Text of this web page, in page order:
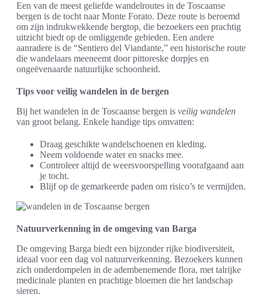
Een van de meest geliefde wandelroutes in de Toscaanse
bergen is de tocht naar Monte Forato. Deze route is beroemd
om zijn indrukwekkende bergtop, die bezoekers een prachtig
uitzicht biedt op de omliggende gebieden. Een andere
aanradere is de “Sentiero del Viandante,” een historische route
die wandelaars meeneemt door pittoreske dorpjes en
ongeëvenaarde natuurlijke schoonheid.
Tips voor veilig wandelen in de bergen
Bij het wandelen in de Toscaanse bergen is veilig wandelen
van groot belang. Enkele handige tips omvatten:
Draag geschikte wandelschoenen en kleding.
Neem voldoende water en snacks mee.
Controleer altijd de weersvoorspelling voorafgaand aan
je tocht.
Blijf op de gemarkeerde paden om risico’s te vermijden.
Natuurverkenning in de omgeving van Barga
De omgeving Barga biedt een bijzonder rijke biodiversiteit,
ideaal voor een dag vol natuurverkenning. Bezoekers kunnen
zich onderdompelen in de adembenemende flora, met talrijke
medicinale planten en prachtige bloemen die het landschap
sieren.